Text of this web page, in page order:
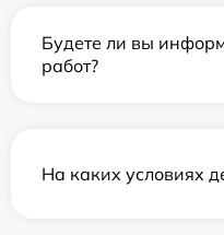
Будете ли вы
работ?
На каких условиях